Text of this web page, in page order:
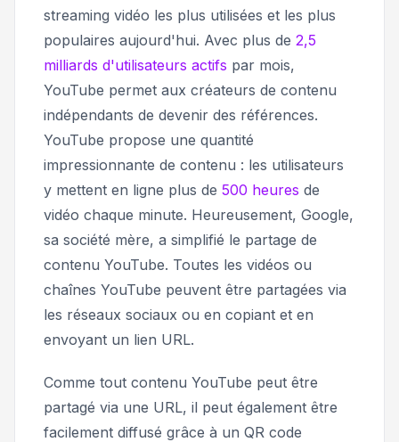
streaming vidéo les plus utilisées et les plus
populaires aujourd'hui. Avec plus de 2,5
milliards d'utilisateurs actifs par mois,
YouTube permet aux créateurs de contenu
indépendants de devenir des références.
YouTube propose une quantité
impressionnante de contenu : les utilisateurs
y mettent en ligne plus de 500 heures de
vidéo chaque minute. Heureusement, Google,
sa société mère, a simplifié le partage de
contenu YouTube. Toutes les vidéos ou
chaînes YouTube peuvent être partagées via
les réseaux sociaux ou en copiant et en
envoyant un lien URL.
Comme tout contenu YouTube peut être
partagé via une URL, il peut également être
facilement diffusé grâce à un QR code